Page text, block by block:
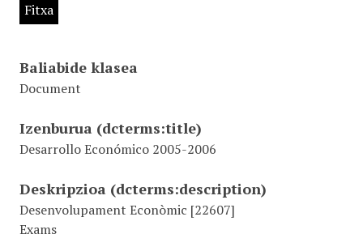
Fitxa
Baliabide klasea
Document
Izenburua (dcterms:title)
Desarrollo Económico 2005-2006
Deskripzioa (dcterms:description)
Desenvolupament Econòmic [22607]
Exams